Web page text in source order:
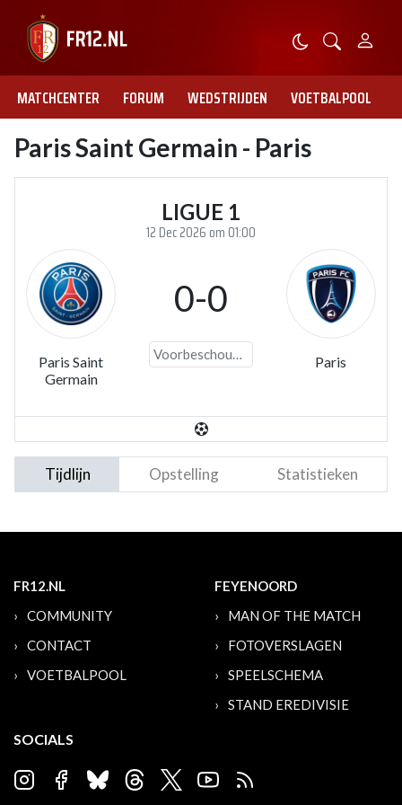
MATCHCENTER FORUM WEDSTRIJDEN VOETBALPOOL
Paris Saint Germain - Paris
LIGUE 1
12 Dec 2026 om 01:00
Paris Saint
Germain
0-0
Paris
Tijdlijn Opstelling Statistieken
FR12.NL
COMMUNITY
CONTACT
VOETBALPOOL
FEYENOORD
MAN OF THE MATCH
FOTOVERSLAGEN
SPEELSCHEMA
STAND EREDIVISIE
SOCIALS